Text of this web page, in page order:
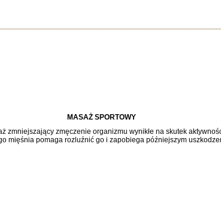
MASAŻ SPORTOWY
zmniejszający zmęczenie organizmu wynikłe na skutek
mięśnia pomaga rozluźnić go i zapobiega późniejszym